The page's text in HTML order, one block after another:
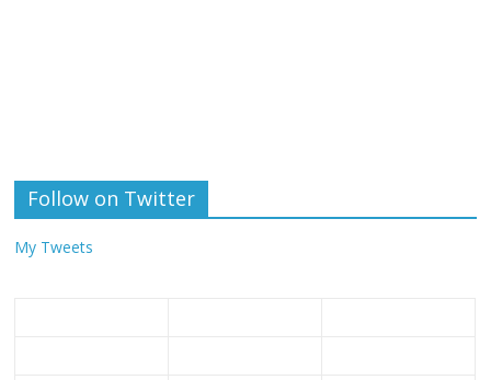
Follow on Twitter
My Tweets